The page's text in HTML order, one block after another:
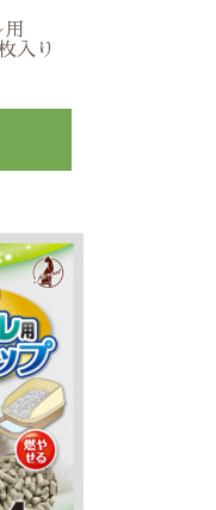
入り